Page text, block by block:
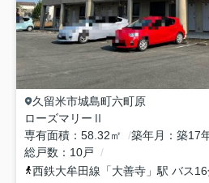
久留米市城島町六町原
ローズマリーⅡ
専有面積
58.32㎡ 築年月 築17
総戸数
10戸
西鉄大牟田線 「大善寺 」駅 バス